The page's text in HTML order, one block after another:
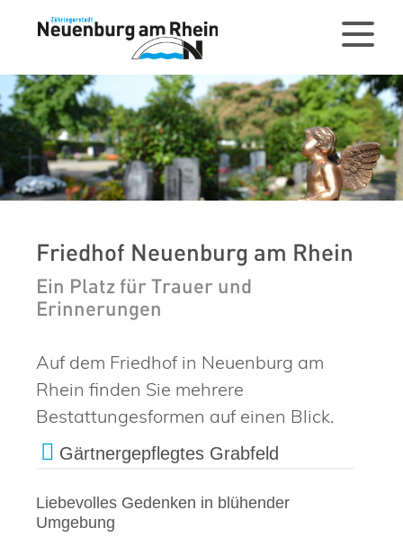
Friedhof Neuenburg am Rhein
Ein Platz für Trauer und
Erinnerungen
Auf dem Friedhof in Neuenburg am
Rhein finden Sie mehrere
Bestattungesformen auf einen Blick.
Gärtnergepflegtes Grabfeld
Liebevolles Gedenken in blühender
Umgebung